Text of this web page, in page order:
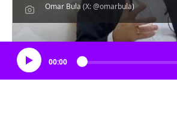
Omar Bula (X: @omarbula)
Escucha el artículo
00:00